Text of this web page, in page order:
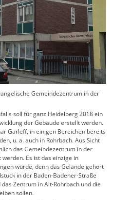
Gemeindezentrum in der
soll für ganz Heidelberg 2018 ein
der Gebäude erstellt werden.
Garleff, in einigen Bereichen bereits
u. a. auch in Rohrbach. Aus Sicht
das Gemeindezentrum in der
Es ist das einzige in
würde, denn das Gelände gehört
in der Baden-Badener-Straße
Zentrum in Alt-Rohrbach und die
sollen.